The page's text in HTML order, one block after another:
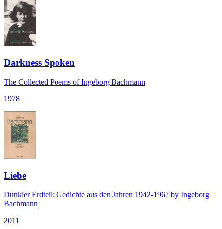
Darkness Spoken
The Collected Poems of Ingeborg Bachmann
1978
Liebe
Dunkler Erdteil: Gedichte aus den Jahren 1942-1967 by Ingeborg
Bachmann
2011